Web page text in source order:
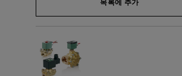
목록에 추가